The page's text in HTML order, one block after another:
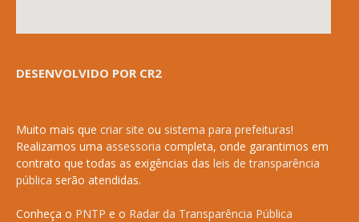
DESENVOLVIDO POR CR2
Muito mais que criar site ou sistema para prefeituras!
Realizamos uma assessoria completa, onde garantimos em
contrato que todas as exigências das leis de transparência
pública serão atendidas.
Conheça o PNTP e o Radar da Transparência Pública